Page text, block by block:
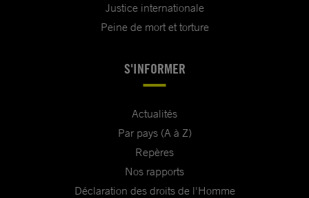
Justice internationale
Peine de mort et torture
S'INFORMER
Actualités
Par pays (A à Z)
Repères
Nos rapports
Déclaration des droits de l'Homme